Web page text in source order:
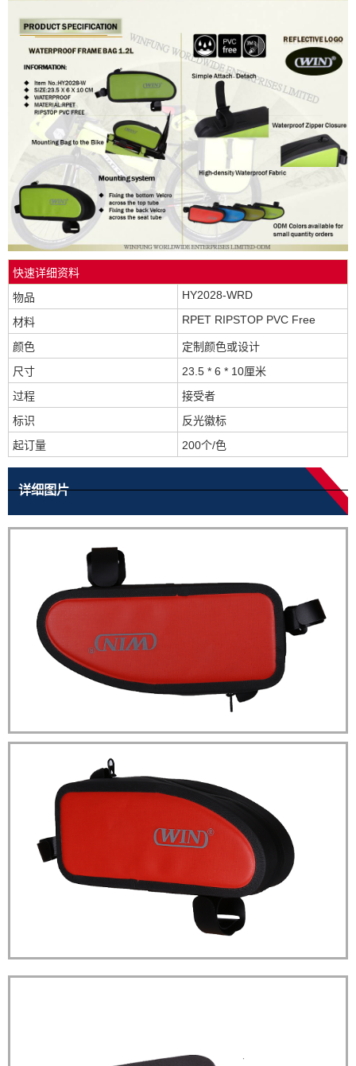
快速详细资料
物品
HY2028-WRD
材料 RPET RIPSTOP PVC Free
颜色
定制颜色或设计
尺寸
23.5 * 6 * 10厘米
过程
接受者
标识
反光徽标
起订量
200个/色
详细图片